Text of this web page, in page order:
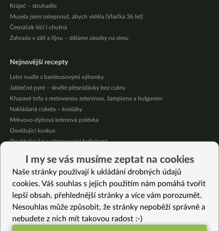
Kráječ – struhadlo
Musela jsem oslepnout, abych viděla (Vlaďka 36 let)
Česnáček léčí i chutná
Zahrada v září a říjnu – děláme zásoby na zimu
Nejnovější recepty
Letní nudle s bambusovými výhonky
Jablečné pyré – skvělé přesnídávky bez cukru
Křupavé tofu s restovanou zeleninou, žampiony a bulgurem
Nakládaná cuketa – kvašáky
Mrkvovo-dýňová krémová polévka
Osvěžující kuskus
Osvěžující čaj s citronovými bylinkami
Čokoládové muffiny s mangovým krémem
Meruňky a jablka v citrónovém želé
Vybrané recepty
Kořeněný sýr (bez laktózy)
Ďábelské fazole s červenou rýží
I my se vás musíme zeptat na cookies
Naše stránky používají k ukládání drobných údajů
cookies. Váš souhlas s jejich použitím nám pomáhá tvořit
lepší obsah, přehlednější stránky a více vám porozumět.
Nesouhlas může způsobit, že stránky nepoběží správně a
nebudete z nich mít takovou radost :-)